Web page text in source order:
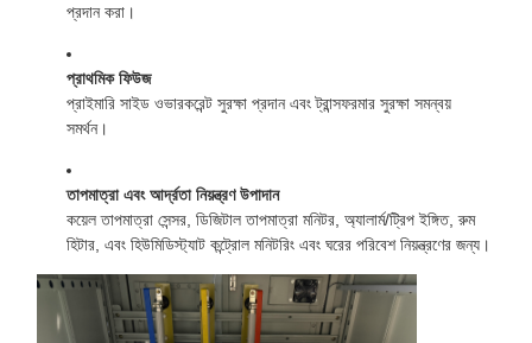
প্রদান করা।
প্রাথমিক ফিউজ
প্রাইমারি সাইড ওভারকরেন্ট সুরক্ষা প্রদান এবং ট্রান্সফরমার সুরক্ষা সমন্বয়
সমর্থন।
তাপমাত্রা এবং আর্দ্রতা নিয়ন্ত্রণ উপাদান
কয়েল তাপমাত্রা সেন্সর, ডিজিটাল তাপমাত্রা মনিটর, অ্যালার্ম/ট্রিপ ইঙ্গিত, রুম
হিটার, এবং হিউমিডিস্ট্যাট কন্ট্রোল মনিটরিং এবং ঘরের পরিবেশ নিয়ন্ত্রণের জন্য।